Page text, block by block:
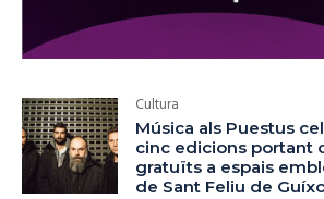
Cultura
Música als Puestus
cinc edicions portant
gratuïts a espais
de Sant Feliu de